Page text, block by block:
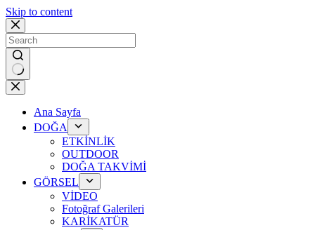
Skip to content
No
results
Ana Sayfa
DOĞA
ETKİNLİK
OUTDOOR
DOĞA TAKVİMİ
GÖRSEL
VİDEO
Fotoğraf Galerileri
KARİKATÜR